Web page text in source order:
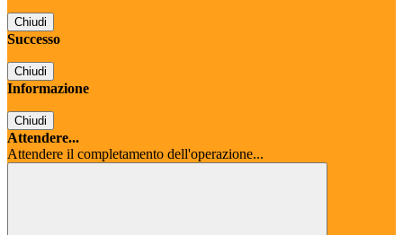
Chiudi
Successo
Chiudi
Informazione
Chiudi
Attendere...
Attendere il completamento dell'operazione...